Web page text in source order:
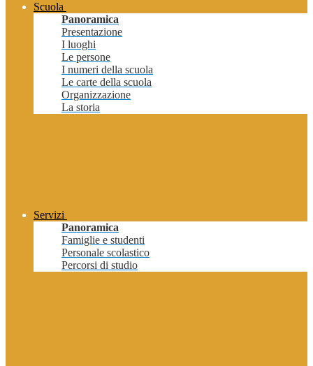
Scuola
Panoramica
Presentazione
I luoghi
Le persone
I numeri della scuola
Le carte della scuola
Organizzazione
La storia
Servizi
Panoramica
Famiglie e studenti
Personale scolastico
Percorsi di studio